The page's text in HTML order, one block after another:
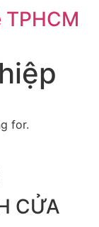
for.
CỬA